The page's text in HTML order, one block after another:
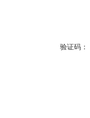
验证码：